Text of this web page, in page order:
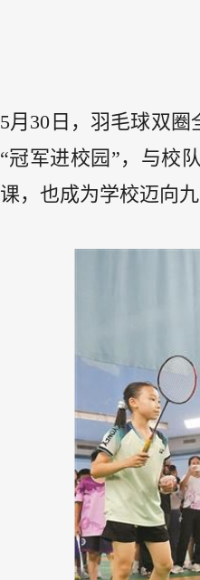
5月30日，羽毛球双
“冠军进校园”，与校
课，也成为学校迈向